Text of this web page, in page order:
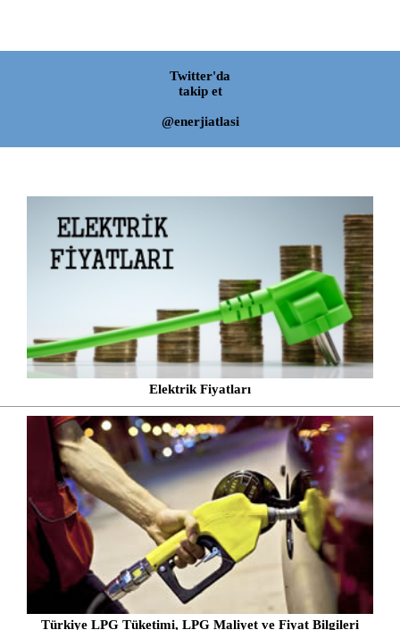
Twitter'da
takip et
@enerjiatlasi
Elektrik Fiyatları
Türkiye LPG Tüketimi, LPG Maliyet ve Fiyat Bilgileri